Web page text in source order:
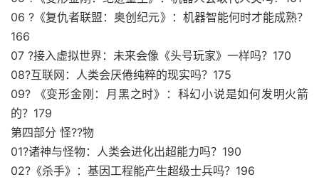
06 ?《复仇者联盟：奥创纪元》：机器智能何时才能成熟？
166
07 ?接入虚拟世界：未来会像《头号玩家》一样吗？170
08?互联网：人类会厌倦纯粹的现实吗？175
09? 《变形金刚：月黑之时》：科幻小说是如何发明火箭
的？179
第四部分 怪??物
01?诸神与怪物：人类会进化出超能力吗？190
02?《杀手》：基因工程能产生超级士兵吗？196